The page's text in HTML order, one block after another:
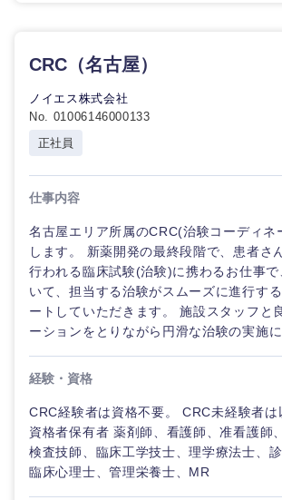
山梨県
CRC（名古屋）
ノイエス株式会社
No. 01006146000133
正社員
仕事内容
名古屋エリア所属のCRC(治験コーディネ
します。 新薬開発の最終段階で、患者さ
行われる臨床試験(治験)に携わるお仕事で
いて、担当する治験がスムーズに進行す
ートしていただきます。 施設スタッフと
ーションをとりながら円滑な治験の実施に
経験・資格
CRC経験者は資格不要。 CRC未経験者は
資格者保有者 薬剤師、看護師、准看護師
検査技師、臨床工学技士、理学療法士、診
臨床心理士、管理栄養士、MR